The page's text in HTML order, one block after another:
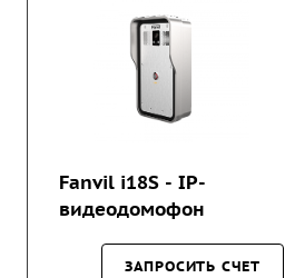
Fanvil i18S - IP-
видеодомофон
ЗАПРОСИТЬ СЧЕТ